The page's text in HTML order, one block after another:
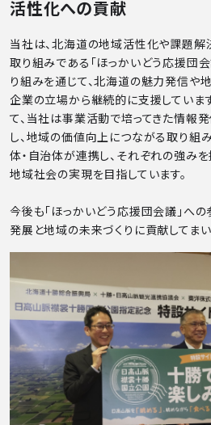
活性化への貢献
当社は、北海道の地域活性化や課題
取り組みである「ほっかいどう応援団会
り組みを通じて、北海道の魅力発信や
企業の立場から継続的に支援していま
て、当社は事業活動で培ってきた情報
し、地域の価値向上につながる取り組
体・自治体が連携し、それぞれの強み
地域社会の実現を目指しています。
今後も「ほっかいどう応援団会議」へ
発展と地域の未来づくりに貢献してまい